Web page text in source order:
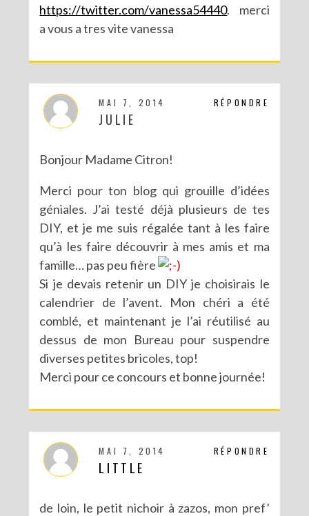
https://twitter.com/vanessa54440. merci
a vous a tres vite vanessa
RÉPONDRE
MAI 7, 2014
JULIE
Bonjour Madame Citron!
Merci pour ton blog qui grouille d’idées
géniales. J’ai testé déjà plusieurs de tes
DIY, et je me suis régalée tant à les faire
qu’à les faire découvrir à mes amis et ma
famille… pas peu fière
Si je devais retenir un DIY je choisirais le
calendrier de l’avent. Mon chéri a été
comblé, et maintenant je l’ai réutilisé au
dessus de mon Bureau pour suspendre
diverses petites bricoles, top!
Merci pour ce concours et bonne journée!
RÉPONDRE
MAI 7, 2014
LITTLE
de loin, le petit nichoir à zazos, mon pref’